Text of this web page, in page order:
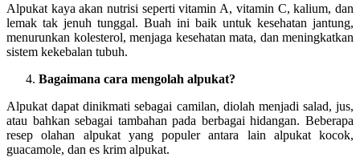
Alpukat kaya akan nutrisi seperti vitamin A, vitamin C, kalium, dan
lemak tak jenuh tunggal. Buah ini baik untuk kesehatan jantung,
menurunkan kolesterol, menjaga kesehatan mata, dan meningkatkan
sistem kekebalan tubuh.
Bagaimana cara mengolah alpukat?
Alpukat dapat dinikmati sebagai camilan, diolah menjadi salad, jus,
atau bahkan sebagai tambahan pada berbagai hidangan. Beberapa
resep olahan alpukat yang populer antara lain alpukat kocok,
guacamole, dan es krim alpukat.